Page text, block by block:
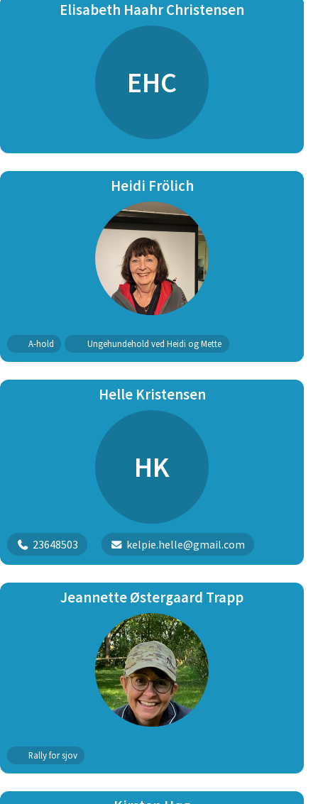
Elisabeth Haahr Christensen
EHC
Heidi Frölich
A-hold Ungehundehold ved Heidi og Mette
Helle Kristensen
HK
23648503 kelpie.helle@gmail.com
Jeannette Østergaard Trapp
Rally for sjov